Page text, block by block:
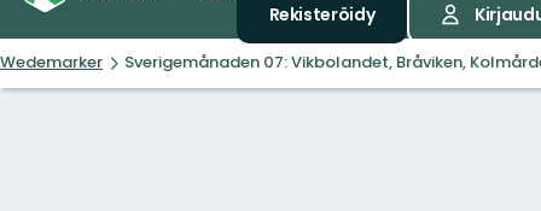
Rekisteröidy
Wedemarker Sverigemånaden 07: Vikbolandet, Bråviken,